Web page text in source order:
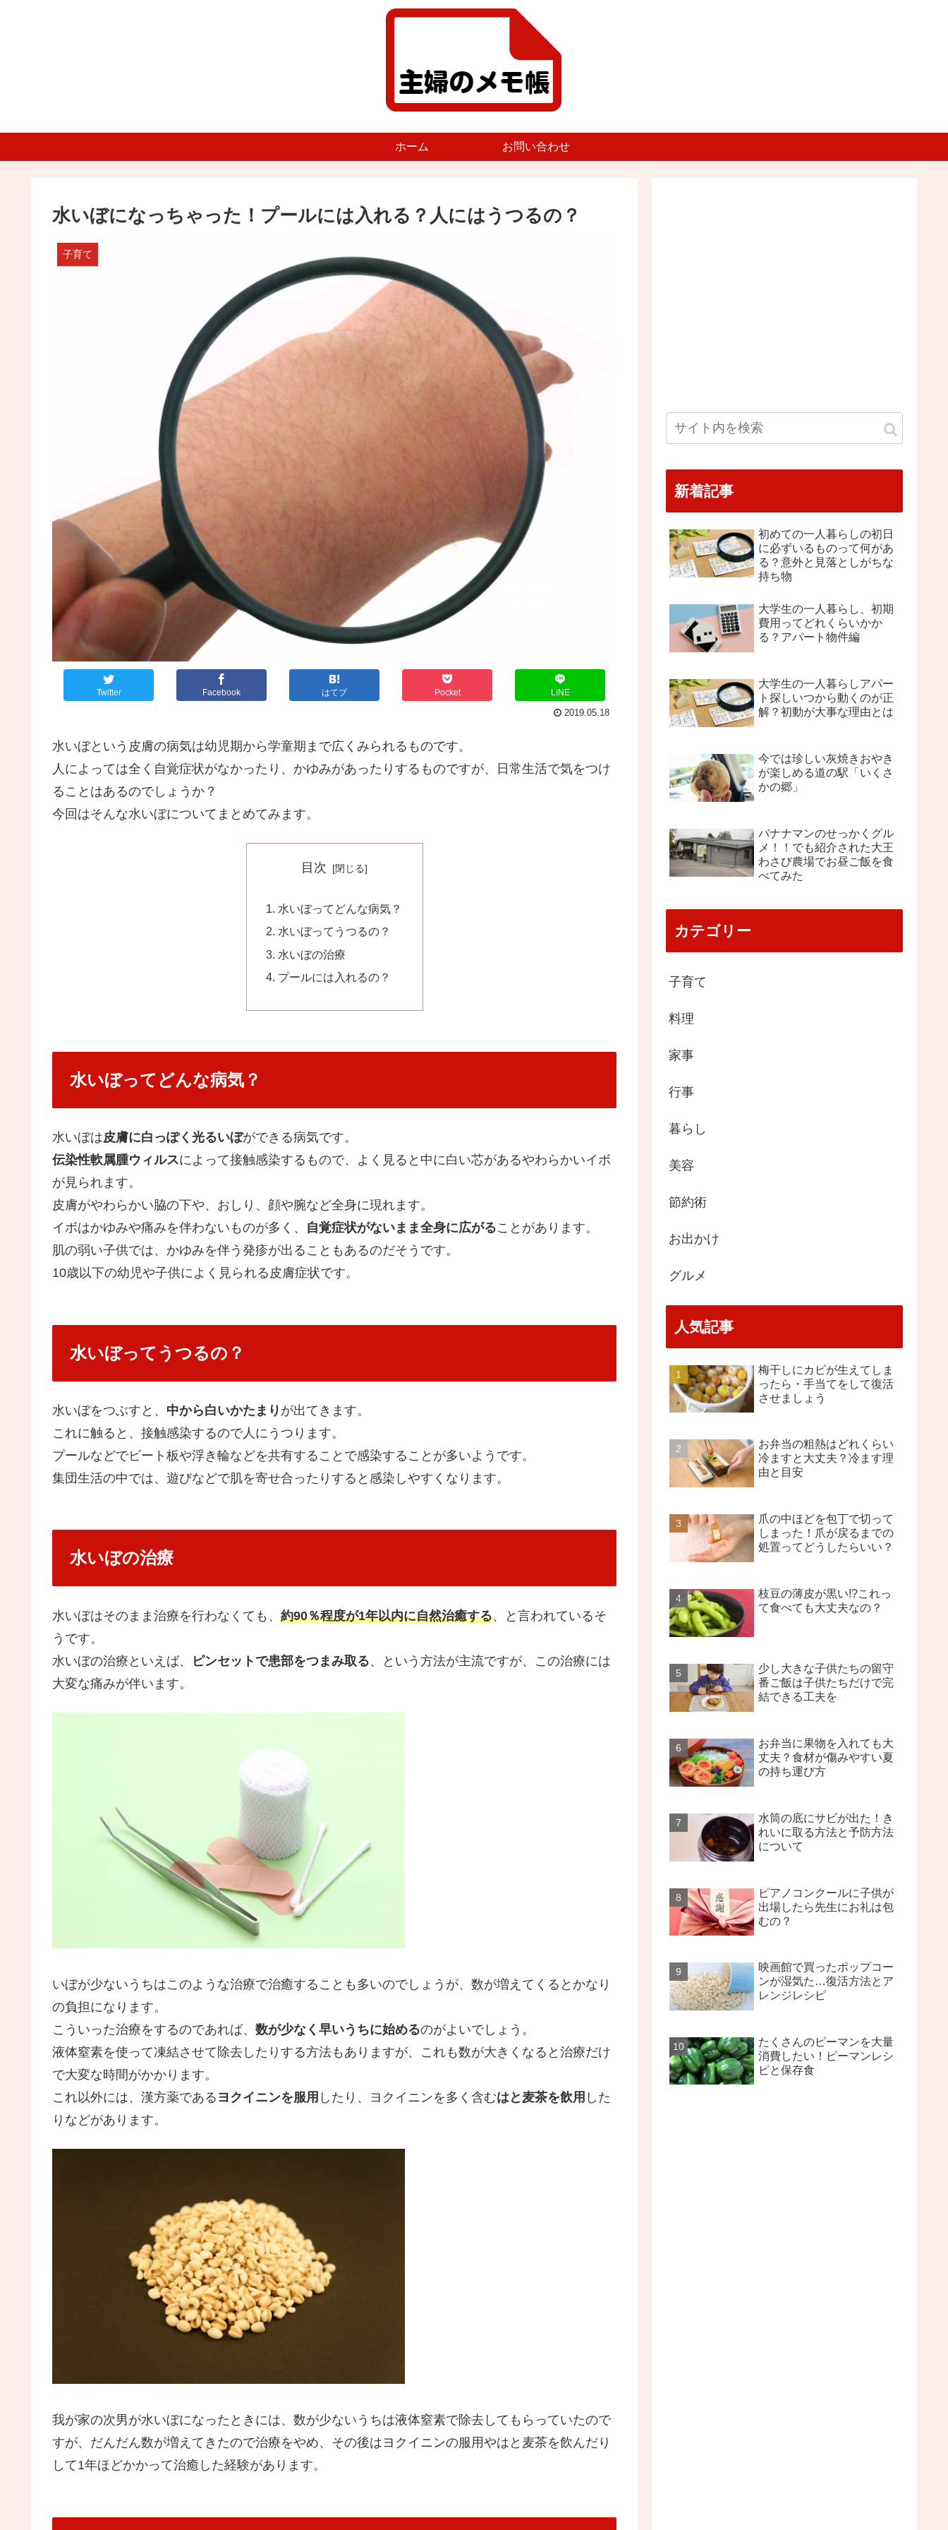
ホーム お問い合わせ
水いぼになっちゃった！プールには入れる？人にはうつるの？
子育て
Twitter Facebook はてブ Pocket LINE
2019.05.18
水いぼという皮膚の病気は幼児期から学童期まで広くみられるものです。
人によっては全く自覚症状がなかったり、かゆみがあったりするものですが、日常生活で気をつけ
ることはあるのでしょうか？
今回はそんな水いぼについてまとめてみます。
目次
水いぼってどんな病気？
水いぼってうつるの？
水いぼの治療
プールには入れるの？
水いぼってどんな病気？
水いぼは皮膚に白っぽく光るいぼができる病気です。
伝染性軟属腫ウィルスによって接触感染するもので、よく見ると中に白い芯があるやわらかいイボ
が見られます。
皮膚がやわらかい脇の下や、おしり、顔や腕など全身に現れます。
イボはかゆみや痛みを伴わないものが多く、 自覚症状がないまま全身に広がることがあります。
肌の弱い子供では、かゆみを伴う発疹が出ることもあるのだそうです。
10歳以下の幼児や子供によく見られる皮膚症状です。
水いぼってうつるの？
水いぼをつぶすと、 中から白いかたまり が出てきます。
これに触ると、接触感染するので人にうつります。
プールなどでビート板や浮き輪などを共有することで感染することが多いようです。
集団生活の中では、遊びなどで肌を寄せ合ったりすると感染しやすくなります。
水いぼの治療
水いぼはそのまま治療を行わなくても、 約90％程度が1年以内に自然治癒する、と言われているそ
うです。
水いぼの治療といえば、
ピンセットで患部をつまみ取る、という方法が主流ですが、この治療には
大変な痛みが伴います。
いぼが少ないうちはこのような治療で治癒することも多いのでしょうが、数が増えてくるとかなり
の負担になります。
こういった治療をするのであれば、 数が少なく早いうちに始めるのがよいでしょう。
液体窒素を使って凍結させて除去したりする方法もありますが、これも数が大きくなると治療だけ
で大変な時間がかかります。
これ以外には、漢方薬である ヨクイニンを服用 したり、ヨクイニンを多く含むはと麦茶を飲用 した
りなどがあります。
我が家の次男が水いぼになったときには、数が少ないうちは液体窒素で除去してもらっていたので
すが、だんだん数が増えてきたので治療をやめ、その後はヨクイニンの服用やはと麦茶を飲んだり
して1年ほどかかって治癒した経験があります。
新着記事
初めての一人暮らしの初日
に必ずいるものって何があ
る？意外と見落としがちな
持ち物
大学生の一人暮らし、初期
費用ってどれくらいかか
る？アパート物件編
大学生の一人暮らしアパー
ト探しいつから動くのが正
解？初動が大事な理由とは
今では珍しい灰焼きおやき
が楽しめる道の駅「いくさ
かの郷」
バナナマンのせっかくグル
メ！！でも紹介された大王
わさび農場でお昼ご飯を食
べてみた
カテゴリー
子育て
料理
家事
行事
暮らし
美容
節約術
お出かけ
グルメ
人気記事
梅干しにカビが生えてしま
ったら・手当てをして復活
させましょう
お弁当の粗熱はどれくらい
冷ますと大丈夫？冷ます理
由と目安
爪の中ほどを包丁で切って
しまった！爪が戻るまでの
処置ってどうしたらいい？
枝豆の薄皮が黒い!?これっ
て食べても大丈夫なの？
少し大きな子供たちの留守
番ご飯は子供たちだけで完
結できる工夫を
お弁当に果物を入れても大
丈夫？食材が傷みやすい夏
の持ち運び方
水筒の底にサビが出た！き
れいに取る方法と予防方法
について
ピアノコンクールに子供が
出場したら先生にお礼は包
むの？
映画館で買ったポップコー
ンが湿気た…復活方法とア
レンジレシピ
たくさんのピーマンを大量
消費したい！ピーマンレシ
ピと保存食